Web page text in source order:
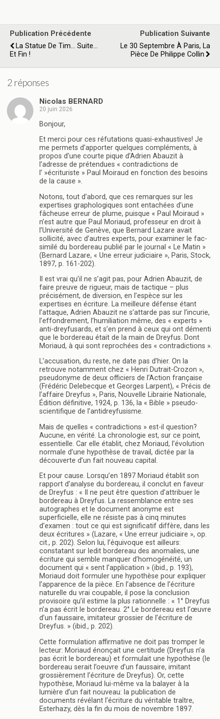
Publication Précédente
La Statue De Tim... Suite...
Et Fin !
Publication Suivante
Le 30 Septembre À Paris, La
Pièce De Philippe Collin
2 réponses
Nicolas BERNARD
20 juin 2026
Bonjour,
Et merci pour ces réfutations quasi-exhaustives! Je
me permets d’apporter quelques compléments, à
propos d’une courte pique d’Adrien Abauzit à
l’adresse de prétendues « contradictions de
l’ »écrituriste » Paul Moiraud en fonction des besoins
de la cause ».
Notons, tout d’abord, que ces remarques sur les
expertises graphologiques sont entachées d’une
fâcheuse erreur de plume, puisque « Paul Moiraud »
n’est autre que Paul Moriaud, professeur en droit à
l’Université de Genève, que Bernard Lazare avait
sollicité, avec d’autres experts, pour examiner le fac-
similé du bordereau publié par le journal « Le Matin »
(Bernard Lazare, « Une erreur judiciaire », Paris, Stock,
1897, p. 161-202).
Il est vrai qu’il ne s’agit pas, pour Adrien Abauzit, de
faire preuve de rigueur, mais de tactique – plus
précisément, de diversion, en l’espèce sur les
expertises en écriture. La meilleure défense étant
l’attaque, Adrien Abauzit ne s’attarde pas sur l’incurie,
l’effondrement, l’humiliation même, des « experts »
anti-dreyfusards, et s’en prend à ceux qui ont démenti
que le bordereau était de la main de Dreyfus. Dont
Moriaud, à qui sont reprochées des « contradictions ».
L’accusation, du reste, ne date pas d’hier. On la
retrouve notamment chez « Henri Dutrait-Crozon »,
pseudonyme de deux officiers de l’Action française
(Frédéric Delebecque et Georges Larpent), « Précis de
l’affaire Dreyfus », Paris, Nouvelle Librairie Nationale,
Édition définitive, 1924, p. 136, la « Bible » pseudo-
scientifique de l’antidreyfusisme.
Mais de quelles « contradictions » est-il question?
Aucune, en vérité. La chronologie est, sur ce point,
essentielle. Car elle établit, chez Moriaud, l’évolution
normale d’une hypothèse de travail, dictée par la
découverte d’un fait nouveau capital.
Et pour cause. Lorsqu’en 1897 Moriaud établit son
rapport d’analyse du bordereau, il conclut en faveur
de Dreyfus : « Il ne peut être question d’attribuer le
bordereau à Dreyfus. La ressemblance entre ses
autographes et le document anonyme est
superficielle, elle ne résiste pas à cinq minutes
d’examen : tout ce qui est significatif diffère, dans les
deux écritures » (Lazare, « Une erreur judiciaire », op.
cit., p. 202). Selon lui, l’équivoque est ailleurs:
constatant sur ledit bordereau des anomalies, une
écriture qui semble manquer d’homogénéité, un
document qui « sent l’application » (ibid., p. 193),
Moriaud doit formuler une hypothèse pour expliquer
l’apparence de la pièce. En l’absence de l’écriture
naturelle du vrai coupable, il pose la conclusion
provisoire qu’il estime la plus rationnelle : « 1° Dreyfus
n’a pas écrit le bordereau. 2° Le bordereau est l’œuvre
d’un faussaire, imitateur grossier de l’écriture de
Dreyfus. » (ibid., p. 202).
Cette formulation affirmative ne doit pas tromper le
lecteur: Moriaud énonçait une certitude (Dreyfus n’a
pas écrit le bordereau) et formulait une hypothèse (le
bordereau serait l’oeuvre d’un faussaire, imitant
grossièrement l’écriture de Dreyfus). Or, cette
hypothèse, Moriaud lui-même va la balayer à la
lumière d’un fait nouveau: la publication de
documents révélant l’écriture du véritable traître,
Esterhazy, dès la fin du mois de novembre 1897.